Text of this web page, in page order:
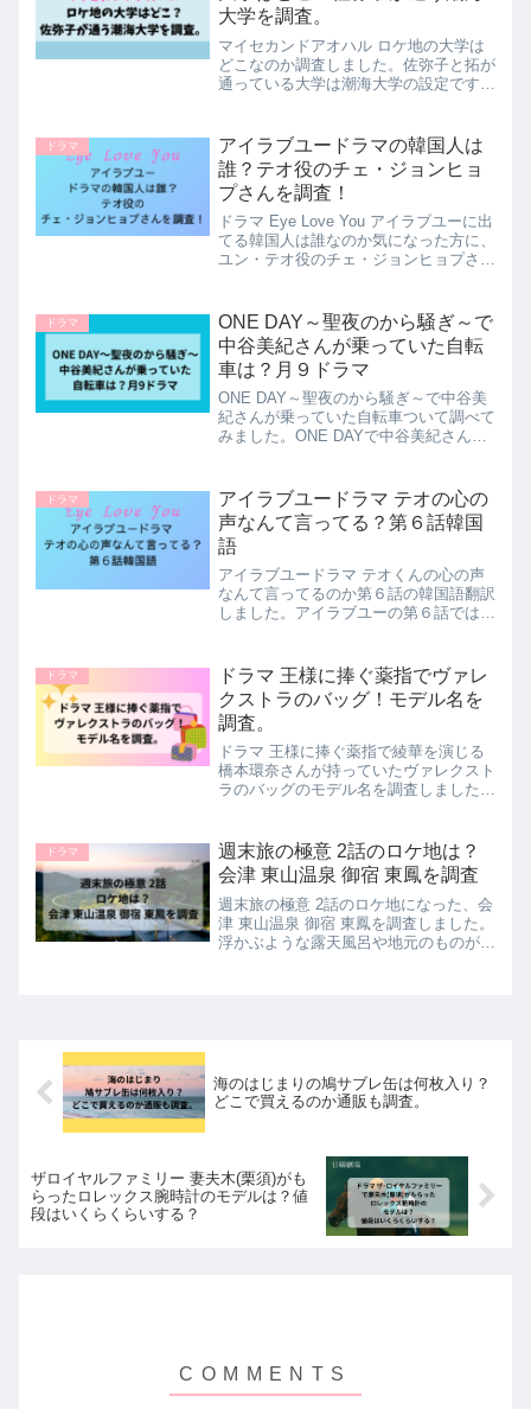
大学を調査。
マイセカンドアオハル ロケ地の大学は
どこなのか調査しました。佐弥子と拓が
通っている大学は潮海大学の設定です
しています。
ドラマ
アイラブユードラマの韓国人は
誰？テオ役のチェ・ジョンヒョ
プさんを調査！
ドラマ Eye Love You アイラブユーに出
てる韓国人は誰なのか気になった方に、
ユン・テオ役のチェ・ジョンヒョプさん
もご紹介しています。
ドラマ
ONE DAY～聖夜のから騒ぎ～で
中谷美紀さんが乗っていた自転
車は？月９ドラマ
ONE DAY～聖夜のから騒ぎ～で中谷美
紀さんが乗っていた自転車ついて調べて
みました。ONE DAYで中谷美紀さん演
ヘルメットについても調べてみました。
ドラマ
アイラブユードラマ テオの心の
声なんて言ってる？第６話韓国
語
アイラブユードラマ テオくんの心の声
なんて言ってるのか第６話の韓国語翻訳
しました。アイラブユーの第６話では、
シーンもあったのでぜひ最後まで読んで
みてくださいね。
ドラマ
ドラマ 王様に捧ぐ薬指でヴァレ
クストラのバッグ！モデル名を
調査。
ドラマ 王様に捧ぐ薬指で綾華を演じる
橋本環奈さんが持っていたヴァレクスト
ラのバッグのモデル名を調査しました。
ドラマ
週末旅の極意 2話のロケ地は？
会津 東山温泉 御宿 東鳳を調査
週末旅の極意 2話のロケ地になった、会
津 東山温泉 御宿 東鳳を調査しました。
浮かぶような露天風呂や地元のものがい
海のはじまりの鳩サブレ缶は何枚入り？
どこで買えるのか通販も調査。
ザロイヤルファミリー 妻夫木(栗須)がも
らったロレックス腕時計のモデルは？値
段はいくらくらいする？